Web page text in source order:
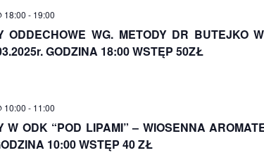
ODDECHOWE WG. METODY DR BUTEJKO
GODZINA 18:00 WSTĘP 50ZŁ
18:00 - 19:00
W ODK “POD LIPAMI” – WIOSENNA
10:00 WSTĘP 40 ZŁ
10:00 - 11:00